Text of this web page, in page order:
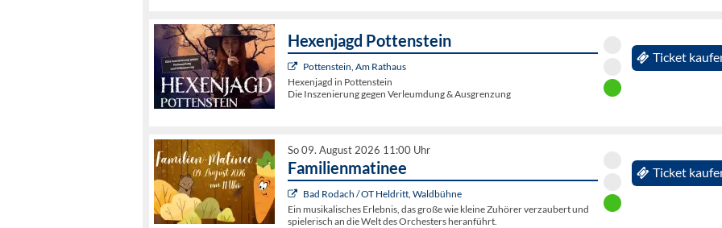
Hexenjagd Pottenstein
Pottenstein, Am Rathaus
Hexenjagd in Pottenstein
Die Inszenierung gegen Verleumdung & Ausgrenzung
Ticket
So 09. August 2026 11:00 Uhr
Familienmatinee
Bad Rodach / OT Heldritt, Waldbühne
Ein musikalisches Erlebnis, das große wie kleine Zuhörer verzaubert und
spielerisch an die Welt des Orchesters heranführt.
Ticket